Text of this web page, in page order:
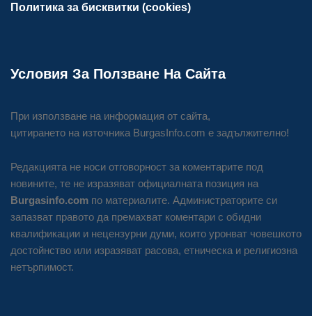
Политика за бисквитки (cookies)
Условия За Ползване На Сайта
При използване на информация от сайта,
цитирането на източника BurgasInfo.com е задължително!
Редакцията не носи отговорност за коментарите под
новините, те не изразяват официалната позиция на
Burgasinfo.com по материалите. Администраторите си
запазват правото да премахват коментари с обидни
квалификации и нецензурни думи, които уронват човешкото
достойнство или изразяват расова, етническа и религиозна
нетърпимост.